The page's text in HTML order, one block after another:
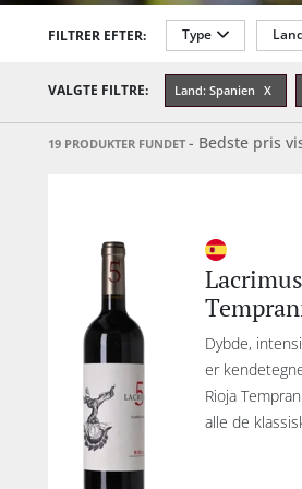
FILTRER EFTER: Type
Alkohol-%
VALGTE FILTRE: Land: Spanien
19 PRODUKTER FUNDET - Bedste pris
Dybde,
er
Rioja
alle de